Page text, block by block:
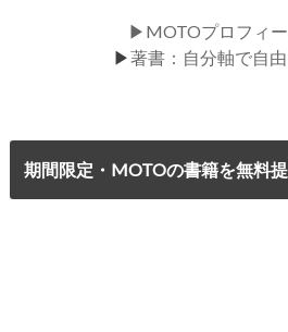
▶MOTOプロフィ
▶著書：自分軸で自
期間限定・MOTOの書籍を無料